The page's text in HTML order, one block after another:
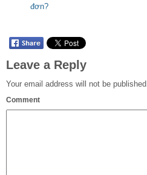
đơn?
Leave a Reply
Your email address will not be published.
Comment